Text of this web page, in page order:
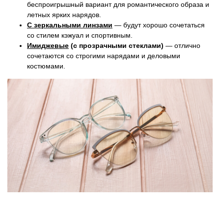
беспроигрышный вариант для романтического образа и
летных ярких нарядов.
С зеркальными линзами — будут хорошо сочетаться
со стилем кэжуал и спортивным.
Имиджевые (с прозрачными стеклами) — отлично
сочетаются со строгими нарядами и деловыми
костюмами.